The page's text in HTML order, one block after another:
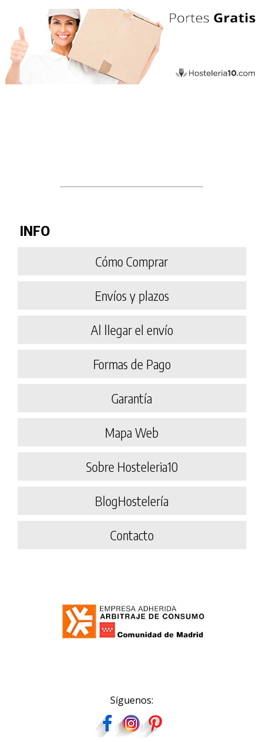
INFO
Cómo Comprar
Envíos y plazos
Al llegar el envío
Formas de Pago
Garantía
Mapa Web
Sobre Hosteleria10
BlogHostelería
Contacto
Síguenos: